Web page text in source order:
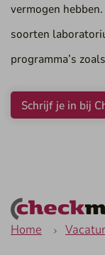
vermogen
soorten
programma’s
Schrijf je in bij
Home